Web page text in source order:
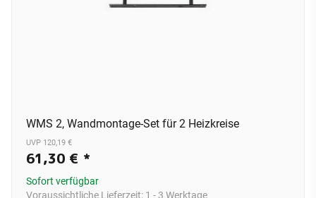
WMS 2, Wandmontage-Set für 2 Heizkreise
UVP 120,19 €
61,30 € *
Sofort verfügbar
Voraussichtliche Lieferzeit: 1 - 3 Werktage